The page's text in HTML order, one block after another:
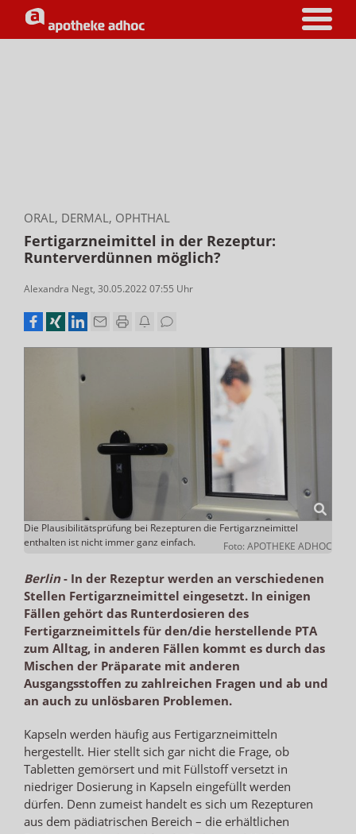
ORAL, DERMAL, OPHTHAL
Fertigarzneimittel in der Rezeptur:
Runterverdünnen möglich?
Alexandra Negt, 30.05.2022 07:55 Uhr
Die Plausibilitätsprüfung bei Rezepturen die Fertigarzneimittel
enthalten ist nicht immer ganz einfach.
Foto: APOTHEKE ADHOC
Berlin- In der Rezeptur werden an verschiedenen
Stellen Fertigarzneimittel eingesetzt. In einigen
Fällen gehört das Runterdosieren des
Fertigarzneimittels für den/die herstellende PTA
zum Alltag, in anderen Fällen kommt es durch das
Mischen der Präparate mit anderen
Ausgangsstoffen zu zahlreichen Fragen und ab und
an auch zu unlösbaren Problemen.
Kapseln werden häufig aus Fertigarzneimitteln
hergestellt. Hier stellt sich gar nicht die Frage, ob
Tabletten gemörsert und mit Füllstoff versetzt in
niedriger Dosierung in Kapseln eingefüllt werden
dürfen. Denn zumeist handelt es sich um Rezepturen
aus dem pädiatrischen Bereich – die erhältlichen